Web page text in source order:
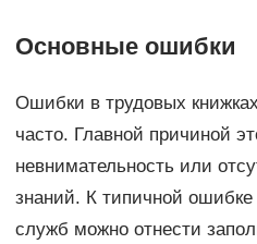
Основные ошибки
Ошибки в трудовых
часто. Главной причиной
невнимательность или
знаний. К типичной ошибке
служб можно отнести